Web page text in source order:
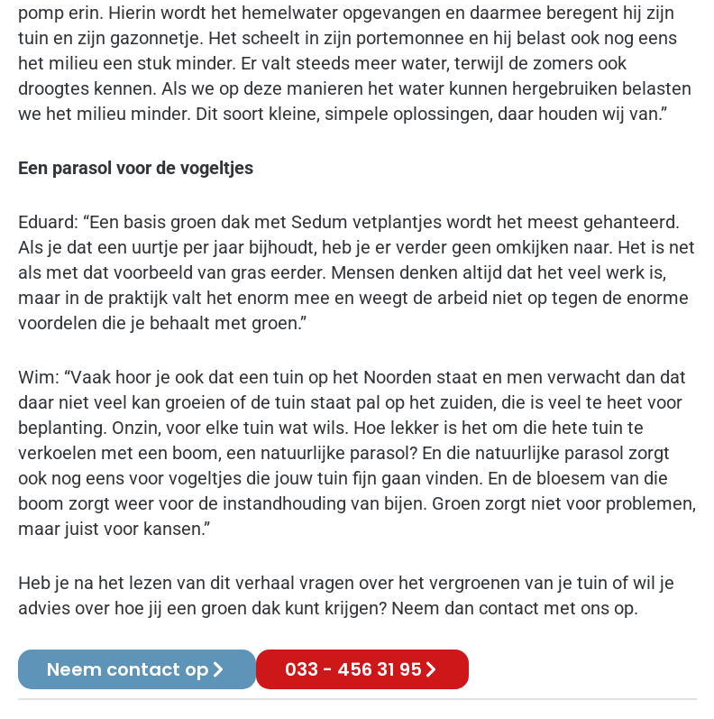
pomp erin. Hierin wordt het hemelwater opgevangen en daarmee beregent hij zijn
tuin en zijn gazonnetje. Het scheelt in zijn portemonnee en hij belast ook nog eens
het milieu een stuk minder. Er valt steeds meer water, terwijl de zomers ook
droogtes kennen. Als we op deze manieren het water kunnen hergebruiken belasten
we het milieu minder. Dit soort kleine, simpele oplossingen, daar houden wij van.”
Een parasol voor de vogeltjes
Eduard: “Een basis groen dak met Sedum vetplantjes wordt het meest gehanteerd.
Als je dat een uurtje per jaar bijhoudt, heb je er verder geen omkijken naar. Het is net
als met dat voorbeeld van gras eerder. Mensen denken altijd dat het veel werk is,
maar in de praktijk valt het enorm mee en weegt de arbeid niet op tegen de enorme
voordelen die je behaalt met groen.”
Wim: “Vaak hoor je ook dat een tuin op het Noorden staat en men verwacht dan dat
daar niet veel kan groeien of de tuin staat pal op het zuiden, die is veel te heet voor
beplanting. Onzin, voor elke tuin wat wils. Hoe lekker is het om die hete tuin te
verkoelen met een boom, een natuurlijke parasol? En die natuurlijke parasol zorgt
ook nog eens voor vogeltjes die jouw tuin fijn gaan vinden. En de bloesem van die
boom zorgt weer voor de instandhouding van bijen. Groen zorgt niet voor problemen,
maar juist voor kansen.”
Heb je na het lezen van dit verhaal vragen over het vergroenen van je tuin of wil je
advies over hoe jij een groen dak kunt krijgen? Neem dan contact met ons op.
Neem contact op 033 - 456 31 95